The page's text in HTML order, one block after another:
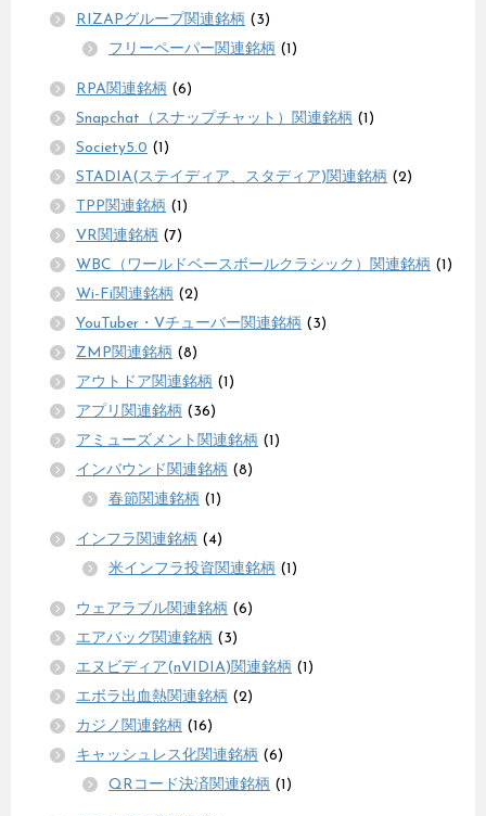
RIZAPグループ関連銘柄 (3)
フリーペーパー関連銘柄 (1)
RPA関連銘柄 (6)
Snapchat（スナップチャット）関連銘柄 (1)
Society5.0 (1)
STADIA(ステイディア、スタディア)関連銘柄 (2)
TPP関連銘柄 (1)
VR関連銘柄 (7)
WBC（ワールドベースボールクラシック）関連銘柄 (1)
Wi-Fi関連銘柄 (2)
YouTuber・Vチューバー関連銘柄 (3)
ZMP関連銘柄 (8)
アウトドア関連銘柄 (1)
アプリ関連銘柄 (36)
アミューズメント関連銘柄 (1)
インバウンド関連銘柄 (8)
春節関連銘柄 (1)
インフラ関連銘柄 (4)
米インフラ投資関連銘柄 (1)
ウェアラブル関連銘柄 (6)
エアバッグ関連銘柄 (3)
エヌビディア(nVIDIA)関連銘柄 (1)
エボラ出血熱関連銘柄 (2)
カジノ関連銘柄 (16)
キャッシュレス化関連銘柄 (6)
QRコード決済関連銘柄 (1)